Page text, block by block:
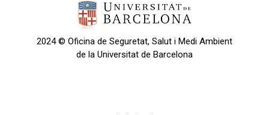
2024 © Oficina de Seguretat, Salut i Medi Ambient
de la Universitat de Barcelona